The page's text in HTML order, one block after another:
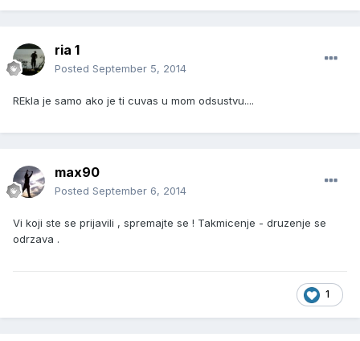
ria 1
Posted September 5, 2014
REkla je samo ako je ti cuvas u mom odsustvu....
max90
Posted September 6, 2014
Vi koji ste se prijavili , spremajte se ! Takmicenje - druzenje se
odrzava .
1